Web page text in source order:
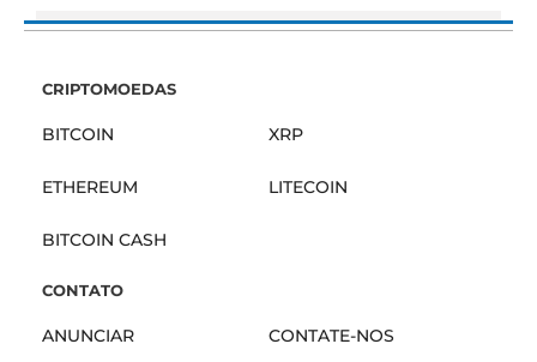
CRIPTOMOEDAS
BITCOIN XRP
ETHEREUM LITECOIN
BITCOIN CASH
CONTATO
ANUNCIAR CONTATE-NOS